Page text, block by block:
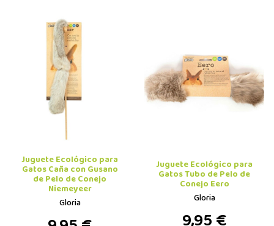
Juguete Ecológico para
Gatos Caña con Gusano
de Pelo de Conejo
Niemeyeer
Gloria
Juguete Ecológico para
Gatos Tubo de Pelo de
Conejo Eero
Gloria